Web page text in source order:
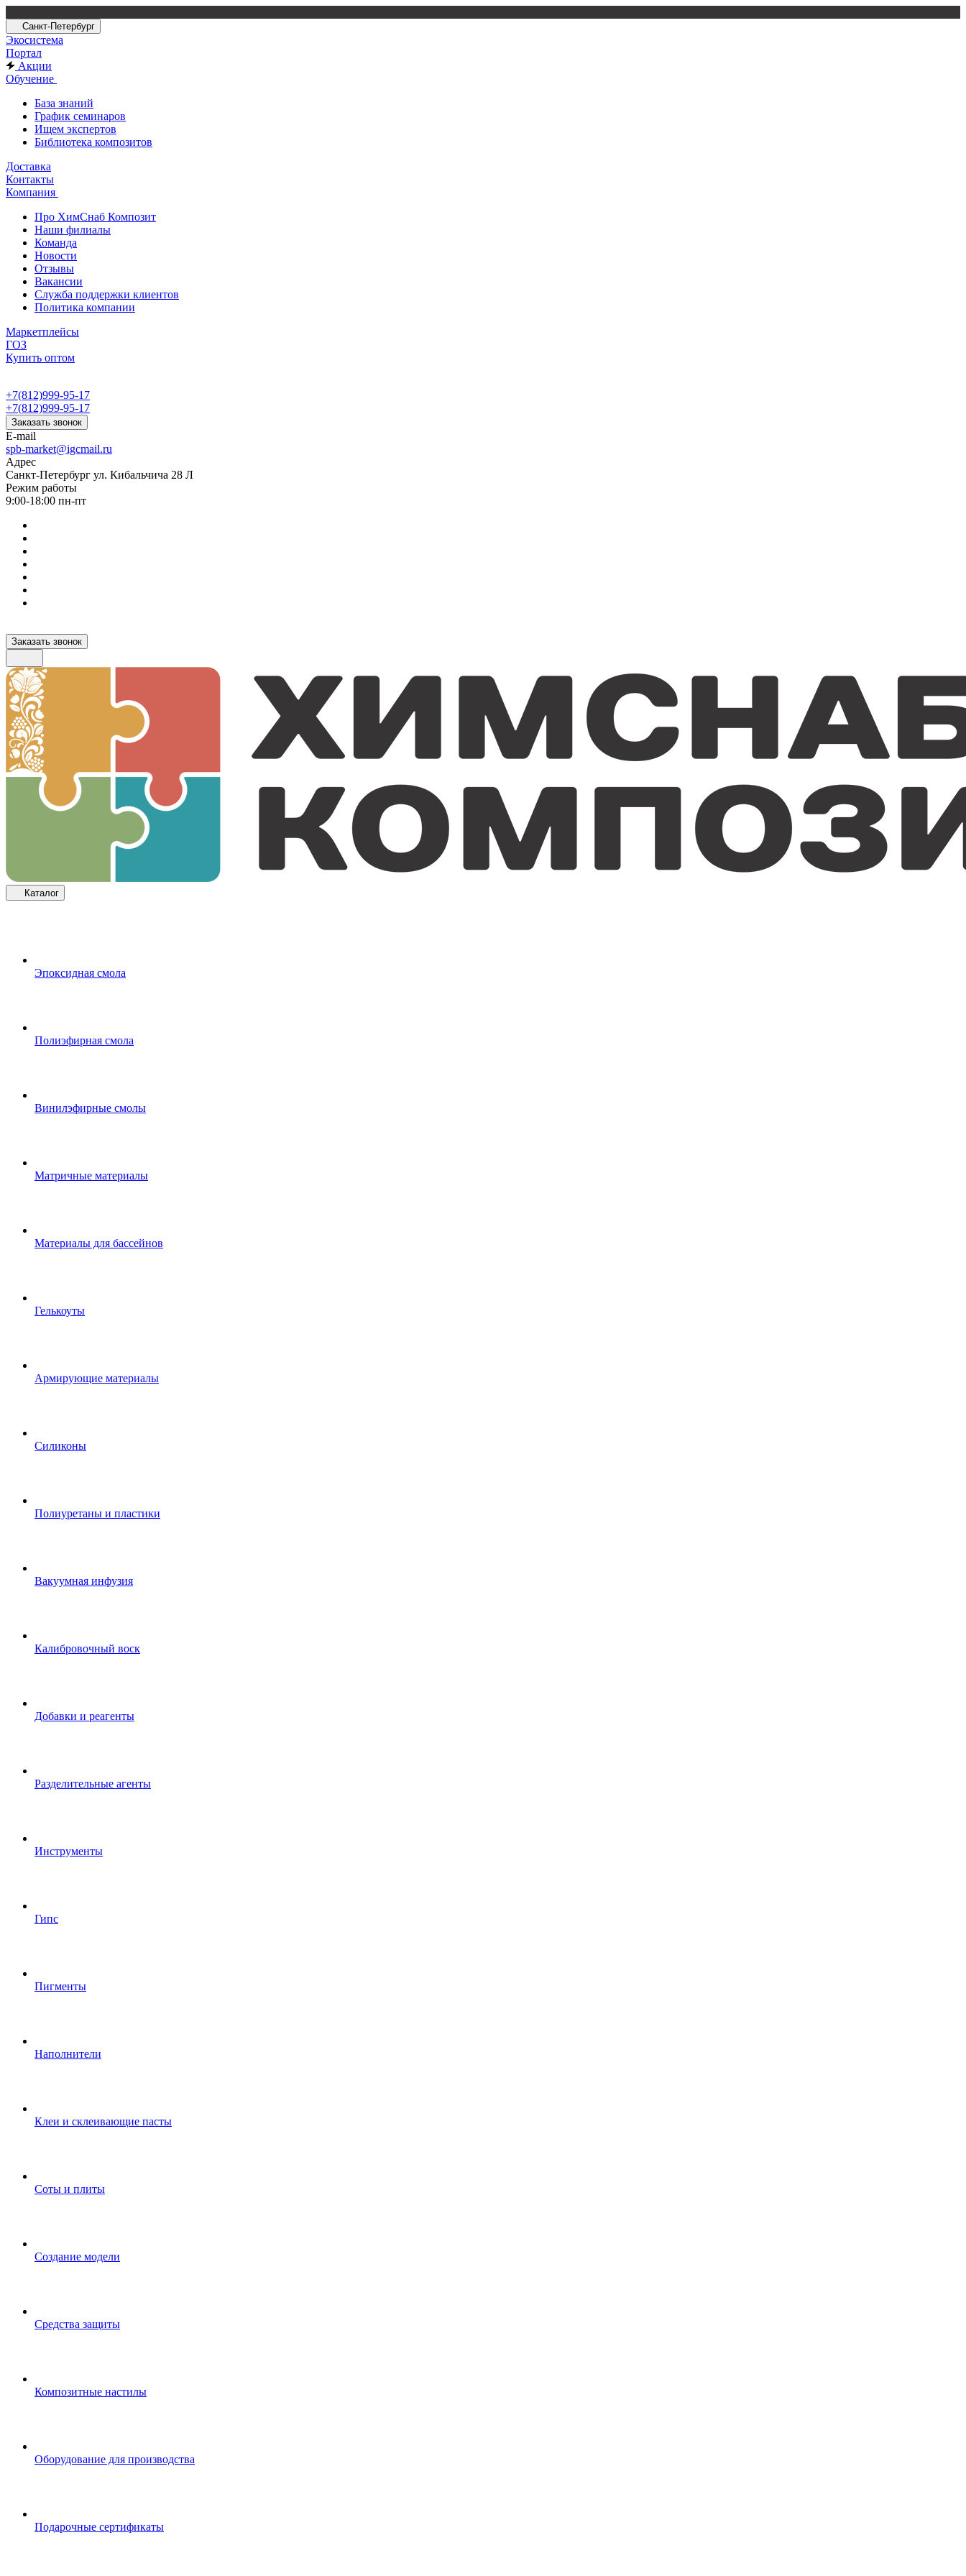
Санкт-Петербург
Экосистема
Портал
Акции
Обучение
База знаний
График семинаров
Ищем экспертов
Библиотека композитов
Доставка
Контакты
Компания
Про ХимСнаб Композит
Наши филиалы
Команда
Новости
Отзывы
Вакансии
Служба поддержки клиентов
Политика компании
Маркетплейсы
ГОЗ
Купить оптом
+7(812)999-95-17
+7(812)999-95-17
Заказать звонок
E-mail
spb-market@igcmail.ru
Адрес
Санкт-Петербург ул. Кибальчича 28 Л
Режим работы
9:00-18:00 пн-пт
Заказать звонок
Каталог
Эпоксидная смола
Полиэфирная смола
Винилэфирные смолы
Матричные материалы
Материалы для бассейнов
Гелькоуты
Армирующие материалы
Силиконы
Полиуретаны и пластики
Вакуумная инфузия
Калибровочный воск
Добавки и реагенты
Разделительные агенты
Инструменты
Гипс
Пигменты
Наполнители
Клеи и склеивающие пасты
Соты и плиты
Создание модели
Средства защиты
Композитные настилы
Оборудование для производства
Подарочные сертификаты